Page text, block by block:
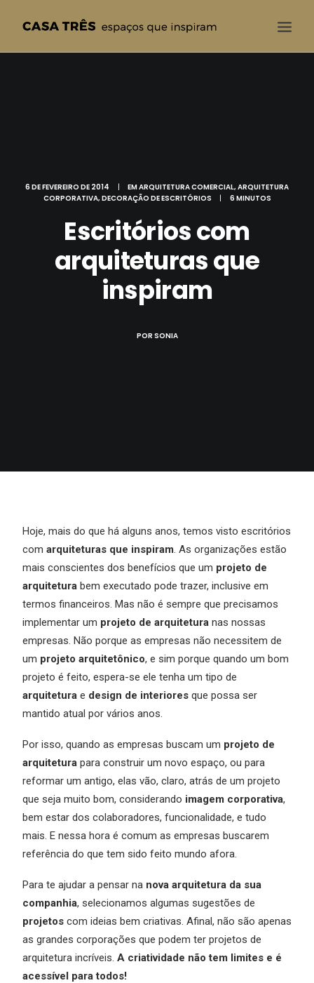
BLOG
6 DE FEVEREIRO DE 2014 | EMARQUITETURA COMERCIAL, ARQUITETURA
CORPORATIVA, DECORAÇÃO DE ESCRITÓRIOS | 6 MINUTOS
Escritórios com
arquiteturas que
inspiram
POR SONIA
Hoje, mais do que há alguns anos, temos visto escritórios
com arquiteturas que inspiram. As organizações estão
mais conscientes dos benefícios que um projeto de
arquitetura bem executado pode trazer, inclusive em
termos financeiros. Mas não é sempre que precisamos
implementar um projeto de arquitetura nas nossas
empresas. Não porque as empresas não necessitem de
um projeto arquitetônico, e sim porque quando um bom
projeto é feito, espera-se ele tenha um tipo de
arquitetura e design de interiores que possa ser
mantido atual por vários anos.
Por isso, quando as empresas buscam um projeto de
arquitetura para construir um novo espaço, ou para
reformar um antigo, elas vão, claro, atrás de um projeto
que seja muito bom, considerando imagem corporativa,
bem estar dos colaboradores, funcionalidade, e tudo
mais. E nessa hora é comum as empresas buscarem
referência do que tem sido feito mundo afora.
Para te ajudar a pensar na nova arquitetura da sua
companhia, selecionamos algumas sugestões de
projetos com ideias bem criativas. Afinal, não são apenas
as grandes corporações que podem ter projetos de
arquitetura incríveis. A criatividade não tem limites e é
acessível para todos!